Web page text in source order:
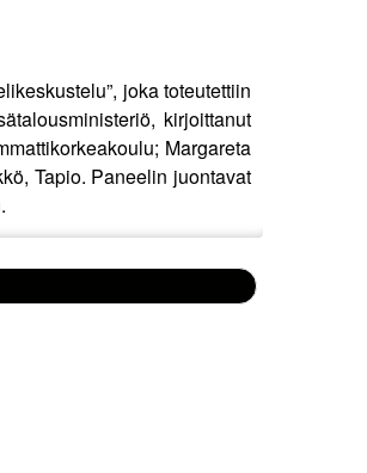
joka toteutettiin
kirjoittanut
Margareta
Tapio. Paneelin juontavat